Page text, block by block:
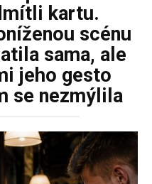
kartu.
scénu
sama, ale
jeho gesto
se nezmýlila